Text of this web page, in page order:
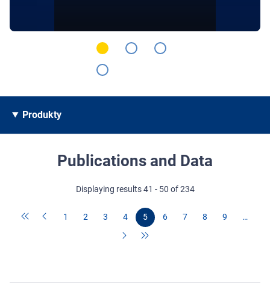
Produkty
Publications and Data
Displaying results 41 - 50 of 234
1 2 3 4 5 6 7 8 9 …